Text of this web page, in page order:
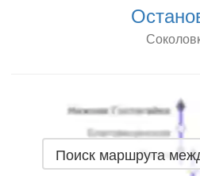
Поиск маршрута